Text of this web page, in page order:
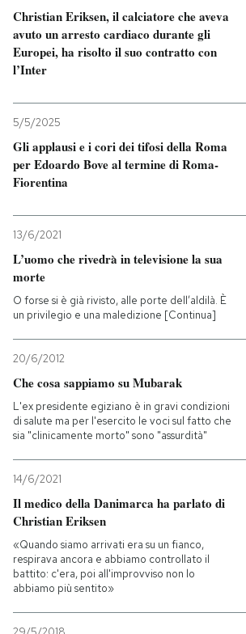
Christian Eriksen, il calciatore che aveva
avuto un arresto cardiaco durante gli
Europei, ha risolto il suo contratto con
l’Inter
5/5/2025
Gli applausi e i cori dei tifosi della Roma
per Edoardo Bove al termine di Roma-
Fiorentina
13/6/2021
L’uomo che rivedrà in televisione la sua
morte
O forse si è già rivisto, alle porte dell’aldilà. È
un privilegio e una maledizione [Continua]
20/6/2012
Che cosa sappiamo su Mubarak
L'ex presidente egiziano è in gravi condizioni
di salute ma per l'esercito le voci sul fatto che
sia "clinicamente morto" sono "assurdità"
14/6/2021
Il medico della Danimarca ha parlato di
Christian Eriksen
«Quando siamo arrivati era su un fianco,
respirava ancora e abbiamo controllato il
battito: c'era, poi all'improvviso non lo
abbiamo più sentito»